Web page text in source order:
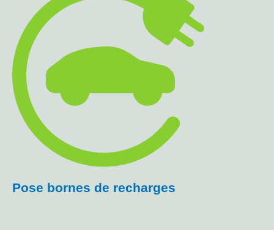
Pose bornes de recharges